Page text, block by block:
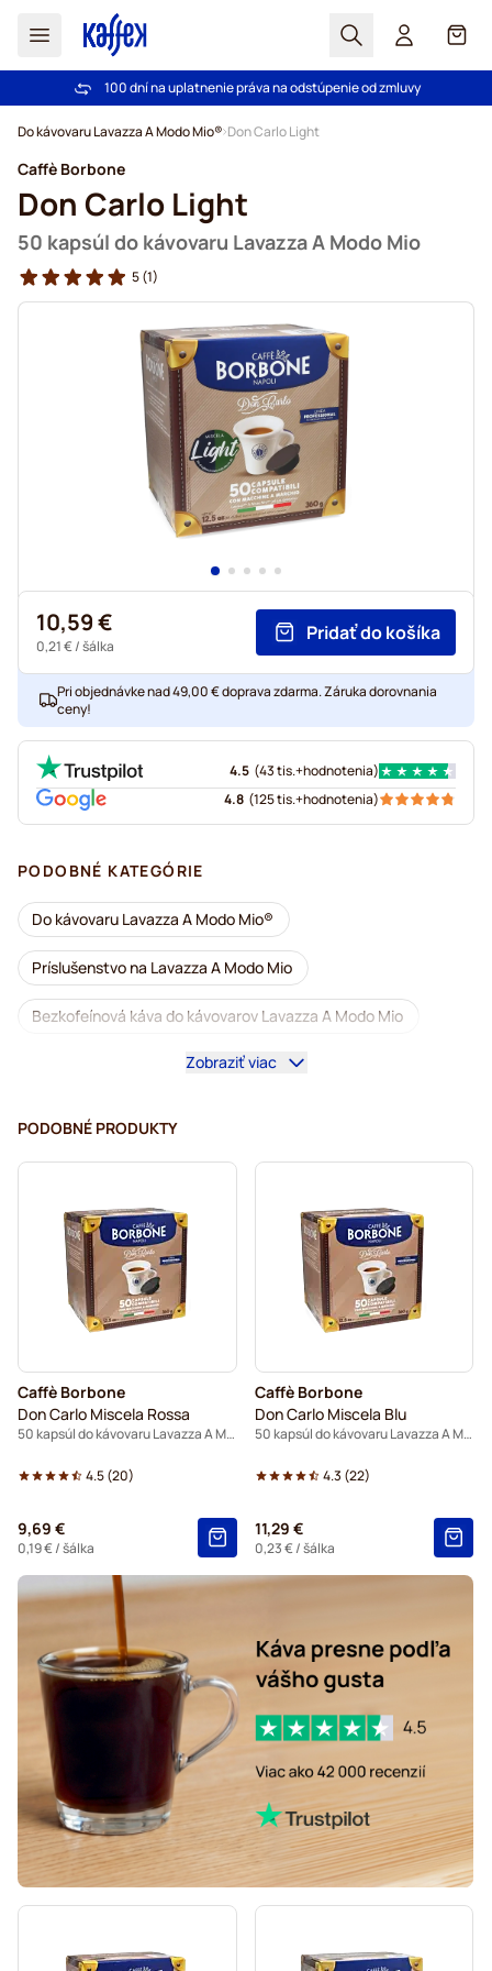
Hľadať Košík
Pri objednávke nad 49,00 € doprava zdarma
100 dní na uplatnenie práva na odstúpenie od zmluvy
Do kávovaru Lavazza A Modo Mio® Don Carlo Light
Caffè Borbone
Don Carlo Light
50 kapsúl do kávovaru Lavazza A Modo Mio
5(1)
10,59 €
0,21 €/ šálka
Pridať do košíka
Pri objednávke nad 49,00 € doprava zdarma. Záruka dorovnania
ceny!
4.5 (43 tis.+hodnotenia)
4.8 (125 tis.+hodnotenia)
PODOBNÉ KATEGÓRIE
Do kávovaru Lavazza A Modo Mio®
Príslušenstvo na Lavazza A Modo Mio
Bezkofeínová káva do kávovarov Lavazza A Modo Mio
Odvápňovanie a údržba pre Lavazza A Modo Mio
Dolce Vita – kapsuly do kávovarov Lavazza A Modo Mio
Gimoka – kapsuly do kávovarov Lavazza A Modo Mio
Kapsuly do kávovaru Lavazza A Modo Mio®
Zobraziť viac
PODOBNÉ PRODUKTY
Caffè Borbone
Don Carlo Miscela Rossa
50 kapsúl do kávovaru Lavazza A Modo Mio
4.5(20)
9,69 €
0,19 €/ šálka
Caffè Borbone
Don Carlo Miscela Blu
50 kapsúl do kávovaru Lavazza A Modo Mio
4.3 (22)
11,29 €
0,23 €/ šálka